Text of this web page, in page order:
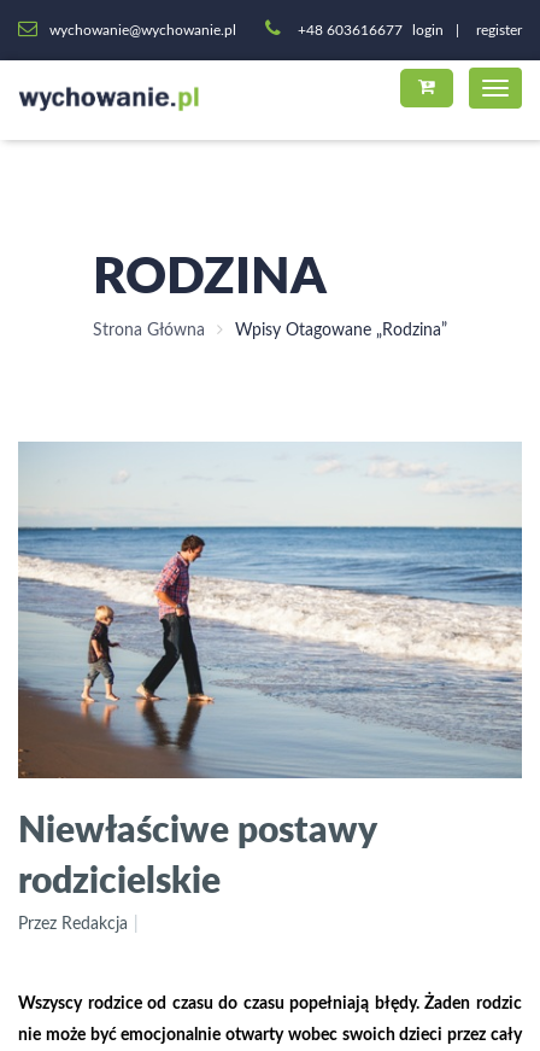
wychowanie@wychowanie.pl +48 603616677 login register
RODZINA
Strona Główna Wpisy Otagowane „rodzina”
Niewłaściwe postawy
rodzicielskie
Przez Redakcja
Wszyscy rodzice od czasu do czasu popełniają błędy. Żaden rodzic
nie może być emocjonalnie otwarty wobec swoich dzieci przez cały